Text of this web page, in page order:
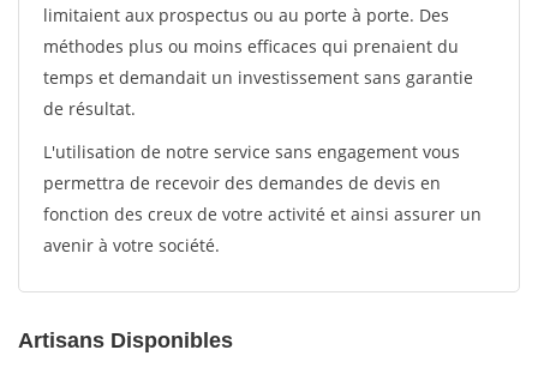
limitaient aux prospectus ou au porte à porte. Des
méthodes plus ou moins efficaces qui prenaient du
temps et demandait un investissement sans garantie
de résultat.
L'utilisation de notre service sans engagement vous
permettra de recevoir des demandes de devis en
fonction des creux de votre activité et ainsi assurer un
avenir à votre société.
Artisans Disponibles